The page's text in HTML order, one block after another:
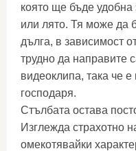
която ще бъде удобна
или лято. Тя може да
дълга, в зависимост
трудно да направите
видеоклипа, така че
господаря.
Стълбата остава
Изглежда страхотно
омекотявайки